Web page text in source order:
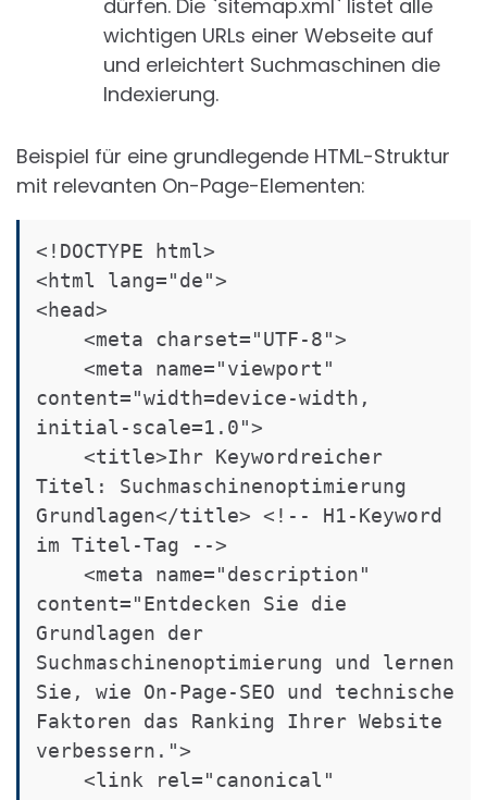
dürfen. Die `sitemap.xml` listet alle
wichtigen URLs einer Webseite auf
und erleichtert Suchmaschinen die
Indexierung.
Beispiel für eine grundlegende HTML-Struktur
mit relevanten On-Page-Elementen:
<!DOCTYPE html>
<html lang="de">
<head>
content="width=device-width,
initial-scale=1.0">
Titel: Suchmaschinenoptimierung
Grundlagen</title> <!-- H1-Keyword
im Titel-Tag -->
content="Entdecken Sie die
Grundlagen der
Suchmaschinenoptimierung und lernen
Sie, wie On-Page-SEO und technische
Faktoren das Ranking Ihrer Website
verbessern.">